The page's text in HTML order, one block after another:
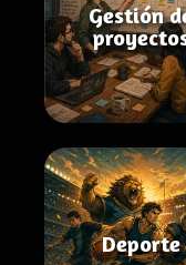
Gestión
Deporte